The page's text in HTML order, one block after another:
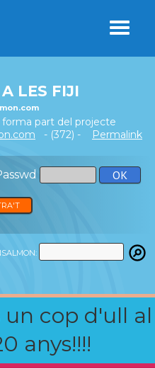
LES FIJI
forma part del projecte
- (372) -
Permalink
un cop d'ull al
anys!!!!